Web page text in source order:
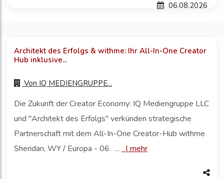
06.08.2026
Architekt des Erfolgs & withme: Ihr All-In-One Creator
Hub inklusive...
Von IQ MEDIENGRUPPE...
Die Zukunft der Creator Economy: IQ Mediengruppe LLC
und "Architekt des Erfolgs" verkünden strategische
Partnerschaft mit dem All-In-One Creator-Hub withme
Sheridan, WY / Europa - 06. ...
| mehr